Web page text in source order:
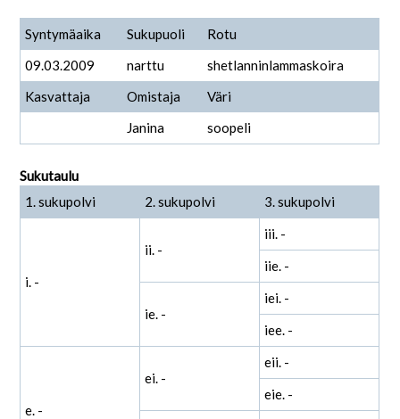
Syntymäaika Sukupuoli
Rotu
09.03.2009
narttu
shetlanninlammaskoira
Kasvattaja
Omistaja
Väri
Janina
soopeli
Sukutaulu
1. sukupolvi
2. sukupolvi 3. sukupolvi
i. -
ii. -
iii. -
iie. -
ie. -
iei. -
iee. -
e. -
ei. -
eii. -
eie. -